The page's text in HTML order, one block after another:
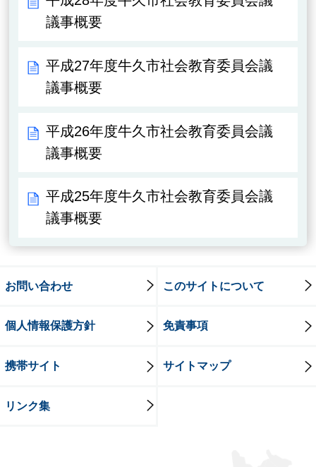
議事概要
平成27年度牛久市社会教育委員会議
議事概要
平成26年度牛久市社会教育委員会議
議事概要
平成25年度牛久市社会教育委員会議
議事概要
お問い合わせ このサイトについて
個人情報保護方針 免責事項
携帯サイト サイトマップ
リンク集